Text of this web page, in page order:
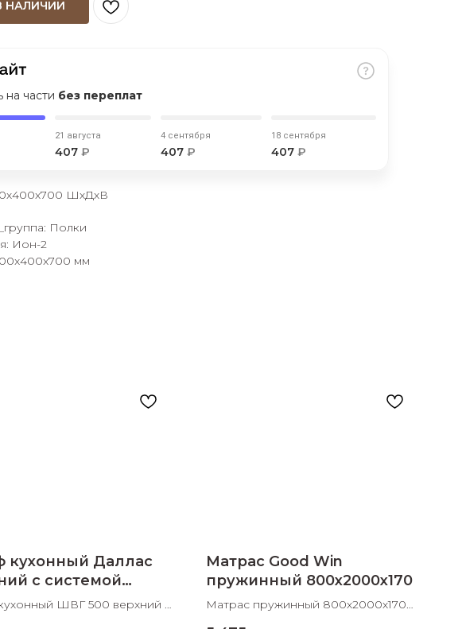
НАЛИЧИИ
на части без переплат
21 августа
407 ₽
4 сентября
407 ₽
18 сентября
407 ₽
раз в 2
ШхДхВ
Полки
Ион-2
мм
кухонный Даллас
с системой
500 ммШВГ 500 верхний с
Матрас Good Win
пружинный 800х2000х170
Матрас пружинный 800х2000х170